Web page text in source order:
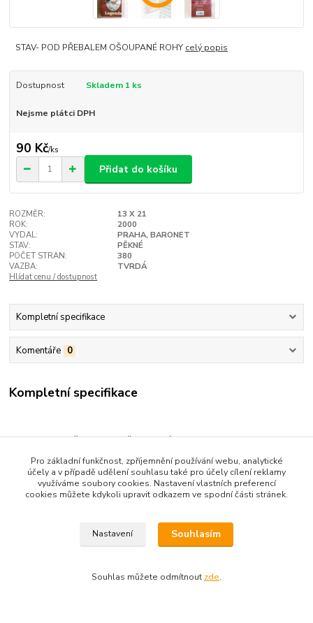
STAV- POD PŘEBALEM OŠOUPANÉ ROHY celý popis
Dostupnost Skladem 1 ks
Nejsme plátci DPH
90 Kč/ks
Přidat do košíku
ROZMĚR:
13 X 21
ROK:
2000
VYDAL:
PRAHA, BARONET
STAV:
PĚKNÉ
POČET STRAN:
380
VAZBA:
TVRDÁ
Hlídat cenu / dostupnost
Kompletní specifikace
Komentáře 0
Kompletní specifikace
Zboží zařazeno v kategoriích
BELET-PRO ŽENY,DÍVKY
Pro základní funkčnost, zpříjemnění používání webu, analytické
účely a v případě udělení souhlasu také pro účely cílení reklamy
využíváme soubory cookies. Nastavení vlastních preferencí
cookies můžete kdykoli upravit odkazem ve spodní části stránek.
Nastavení Souhlasím
Souhlas můžete odmítnout zde.